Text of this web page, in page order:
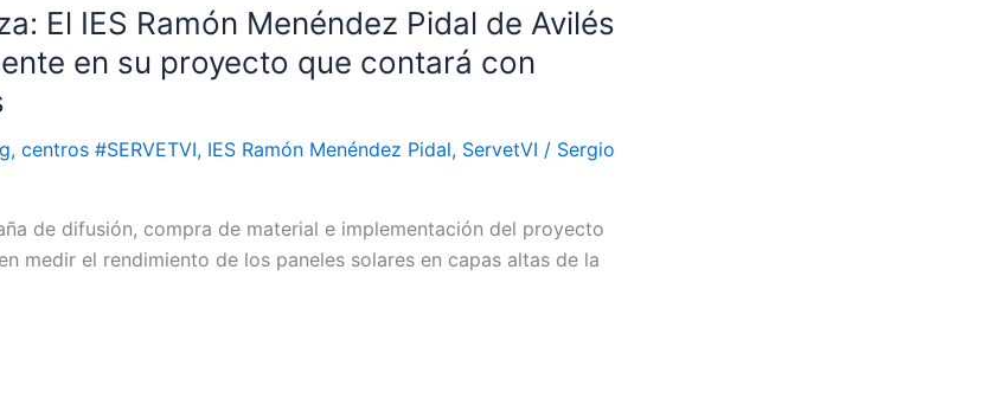
El IES Ramón Menéndez Pidal de Avilés
en su proyecto que contará con
, centros #SERVETVI, IES Ramón Menéndez Pidal, ServetVI / Sergio
de difusión, compra de material e implementación del proyecto
medir el rendimiento de los paneles solares en capas altas de la